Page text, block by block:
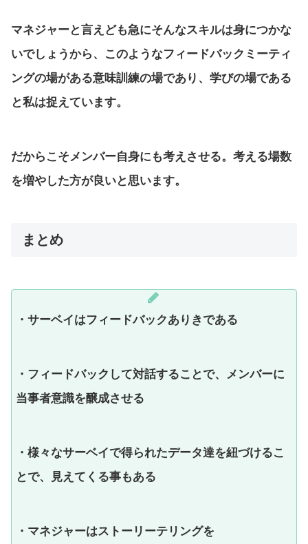
マネジャーと言えども急にそんなスキルは身につかな
いでしょうから、このようなフィードバックミーティ
ングの場がある意味訓練の場であり、学びの場である
と私は捉えています。
だからこそメンバー自身にも考えさせる。考える場数
を増やした方が良いと思います。
まとめ
・サーベイはフィードバックありきである
・フィードバックして対話することで、メンバーに
当事者意識を醸成させる
・様々なサーベイで得られたデータ達を紐づけるこ
とで、見えてくる事もある
・マネジャーはストーリーテリングを